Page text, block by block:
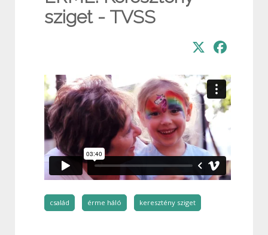
sziget - TVSS
család érme háló keresztény sziget